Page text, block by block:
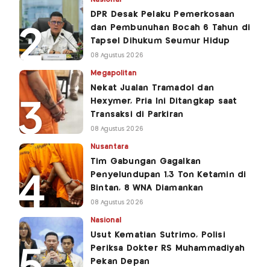
DPR Desak Pelaku Pemerkosaan
dan Pembunuhan Bocah 6 Tahun di
Tapsel Dihukum Seumur Hidup
08 Agustus 2026
Megapolitan
Nekat Jualan Tramadol dan
Hexymer, Pria Ini Ditangkap saat
Transaksi di Parkiran
08 Agustus 2026
Nusantara
Tim Gabungan Gagalkan
Penyelundupan 1,3 Ton Ketamin di
Bintan, 8 WNA Diamankan
08 Agustus 2026
Nasional
Usut Kematian Sutrimo, Polisi
Periksa Dokter RS Muhammadiyah
Pekan Depan